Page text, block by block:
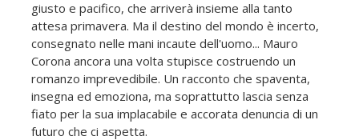
giusto e pacifico, che arriverà insieme alla tanto
attesa primavera. Ma il destino del mondo è incerto,
consegnato nelle mani incaute dell'uomo... Mauro
Corona ancora una volta stupisce costruendo un
romanzo imprevedibile. Un racconto che spaventa,
insegna ed emoziona, ma soprattutto lascia senza
fiato per la sua implacabile e accorata denuncia di un
futuro che ci aspetta.